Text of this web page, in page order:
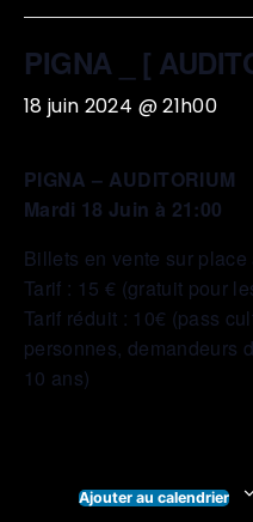
PIGNA _ [
18 juin 2024 @ 21h00
PIGNA – AUDITORIUM
Mardi 18 Juin à 21:00
Billets en vente sur
Tarif : 15 € (gratuit pour
Tarif réduit : 10€ (pass
personnes, demandeurs
10 ans)
Ajouter au calendrier